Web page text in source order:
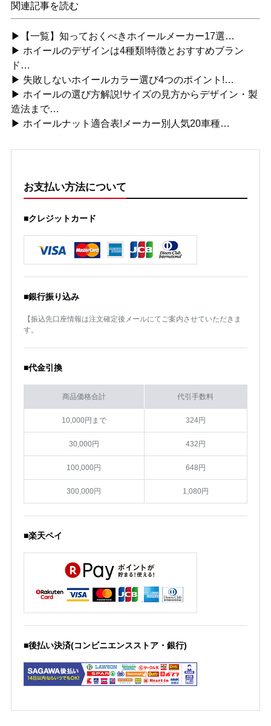
関連記事を読む
▶【一覧】知っておくべきホイールメーカー17選…
▶ ホイールのデザインは4種類!特徴とおすすめブラン
ド…
▶ 失敗しないホイールカラー選び4つのポイント!…
▶ ホイールの選び方解説!サイズの見方からデザイン・製
造法まで…
▶ ホイールナット適合表!メーカー別人気20車種…
お支払い方法について
■クレジットカード
■銀行振り込み
【振込先口座情報は注文確定後メールにてご案内させていただきま
す。
■代金引換
商品価格合計 代引手数料
10,000円まで 324円
30,000円 432円
100,000円 648円
300,000円 1,080円
■楽天ペイ
■後払い決済(コンビニエンスストア・銀行)